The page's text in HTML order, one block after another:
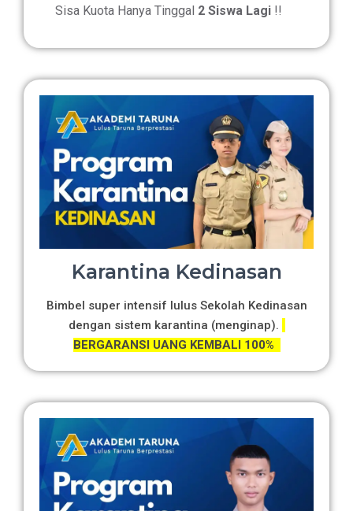
Sisa Kuota Hanya Tinggal 2 Siswa Lagi !!
Karantina Kedinasan
Bimbel super intensif lulus Sekolah Kedinasan
dengan sistem karantina (menginap).
BERGARANSI UANG KEMBALI 100%